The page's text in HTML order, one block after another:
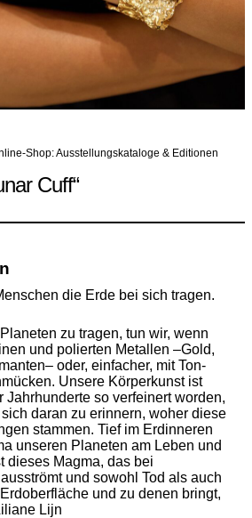
Shop: Ausstellungskataloge & Editionen
Cuff“
die Erde bei sich tragen.
zu tragen, tun wir, wenn
und polierten Metallen –Gold,
oder, einfacher, mit Ton-
Unsere Körperkunst ist
Jahrhunderte so verfeinert worden,
daran zu erinnern, woher diese
stammen. Tief im Erdinneren
unseren Planeten am Leben und
dieses Magma, das bei
und sowohl Tod als auch
und zu denen bringt,
Lijn